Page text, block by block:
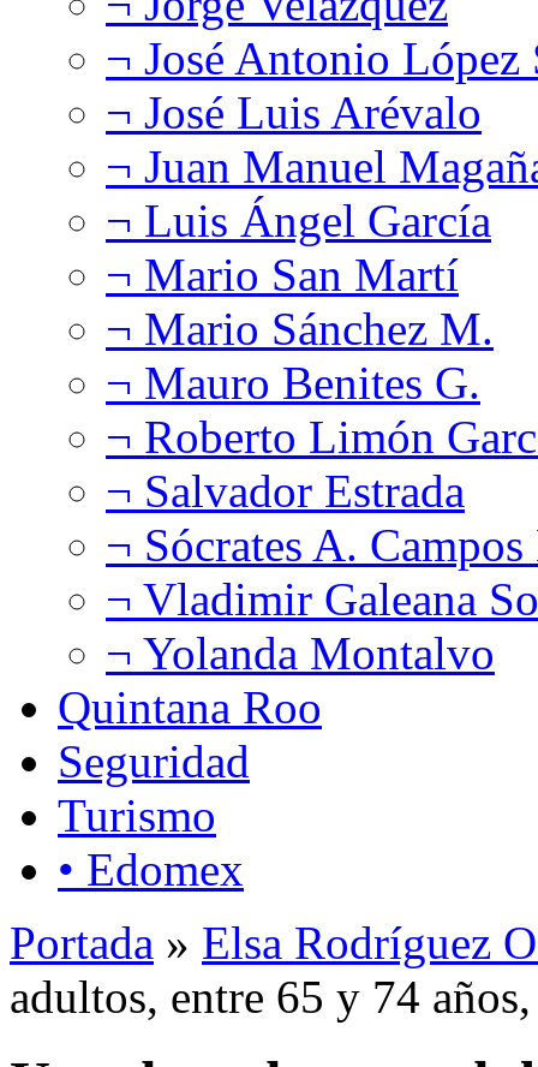
¬ José Antonio López
¬ José Luis Arévalo
¬ Juan Manuel
¬ Luis Ángel García
¬ Mario San Martí
¬ Mario Sánchez M.
¬ Mauro Benites G.
¬ Roberto Limón
¬ Salvador Estrada
¬ Sócrates A.
¬ Vladimir Galeana
¬ Yolanda Montalvo
Quintana Roo
Seguridad
Turismo
• Edomex
Portada » Elsa Rodríguez
adultos, entre 65 y 74